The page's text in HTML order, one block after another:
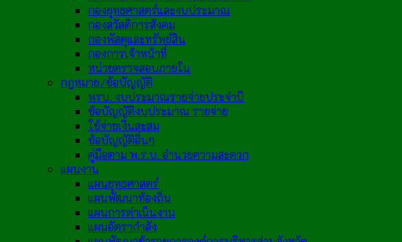
กองยุทธศาสตร์และงบประมาณ
กองสวัสดิการสังคม
กองพัสดุและทรัพย์สิน
กองการเจ้าหน้าที่
หน่วยตรวจสอบภายใน
กฎหมาย/ข้อบัญญัติ
พรบ. งบประมาณรายจ่ายประจำปี
ข้อบัญญัติงบประมาณ รายจ่าย
ใช้จ่ายเงินสะสม
ข้อบัญญัติอื่นๆ
คู่มือตาม พ.ร.บ. อำนวยความสะดวก
แผนงาน
แผนยุทธศาสตร์
แผนพัฒนาท้องถิ่น
แผนการดำเนินงาน
แผนอัตรากำลัง